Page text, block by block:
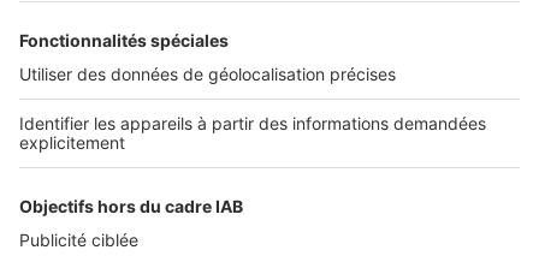
Tous nos services pro
Accès client
Mes annonces sur SeLoger
À DÉCOUVRIR
Tout l'immobilier
Toutes les villes